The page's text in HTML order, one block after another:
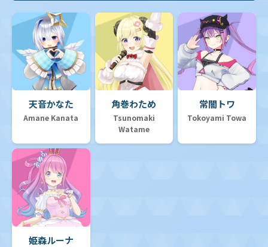
天音かなた
Amane Kanata
角巻わため
Tsunomaki
Watame
常闇トワ
Tokoyami Towa
姫森ルーナ